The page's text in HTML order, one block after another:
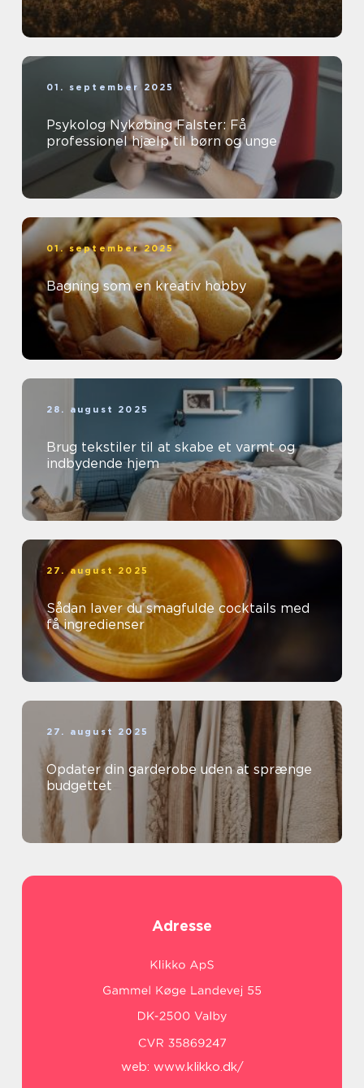
01. september 2025
Psykolog Nykøbing Falster: Få
professionel hjælp til børn og unge
01. september 2025
Bagning som en kreativ hobby
28. august 2025
Brug tekstiler til at skabe et varmt og
indbydende hjem
27. august 2025
Sådan laver du smagfulde cocktails med
få ingredienser
27. august 2025
Opdater din garderobe uden at sprænge
budgettet
Adresse
web: www.klikko.dk/